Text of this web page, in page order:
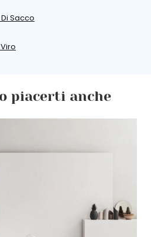
Sacco
piacerti anche